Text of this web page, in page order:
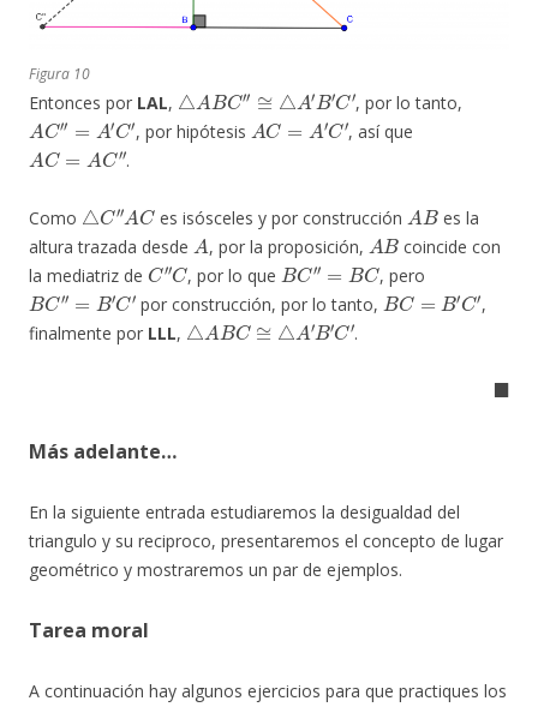
Figura 10
Entonces por LAL,
△ ABC ″≅ ′ ′C′
, por lo tanto,
AC″=A′C ′
, por hipótesis
AC=A′C′
, así que
AC= ″
.
Como
△ C″A C
es isósceles y por construcción
A B
es la
altura trazada desde
A
, por la proposición,
AB
coincide con
la mediatriz de
C″C
, por lo que
BC″=BC
, pero
BC″=B′C′
por construcción, por lo tanto,
BC=B C′
,
finalmente por LLL,
△ABC≅△A′B′C′
.
◼
Más adelante…
En la siguiente entrada estudiaremos la desigualdad del
triangulo y su reciproco, presentaremos el concepto de lugar
geométrico y mostraremos un par de ejemplos.
Tarea moral
A continuación hay algunos ejercicios para que practiques los